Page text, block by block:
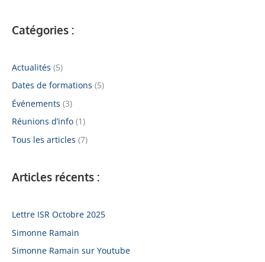
Catégories :
Actualités (5)
Dates de formations (5)
Événements (3)
Réunions d’info (1)
Tous les articles (7)
Articles récents :
Lettre ISR Octobre 2025
Simonne Ramain
Simonne Ramain sur Youtube